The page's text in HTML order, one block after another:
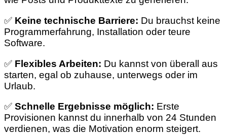
✅ Keine technische Barriere: Du brauchst keine
Programmerfahrung, Installation oder teure
Software.
✅ Flexibles Arbeiten: Du kannst von überall aus
starten, egal ob zuhause, unterwegs oder im
Urlaub.
✅ Schnelle Ergebnisse möglich: Erste
Provisionen kannst du innerhalb von 24 Stunden
verdienen, was die Motivation enorm steigert.